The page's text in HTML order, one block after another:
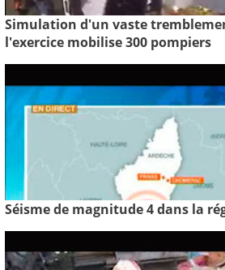
Simulation d'un vaste
l'exercice mobilise 300 pompiers
Séisme de magnitude 4 dans la